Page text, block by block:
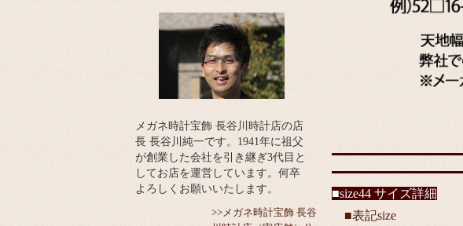
■size44 サイズ詳細
■表記size
メガネ時計宝飾 長谷川時計店の店
長 長谷川純一です。1941年に祖父
が創業した会社を引き継ぎ3代目と
してお店を運営しています。何卒
よろしくお願いいたします。
>>メガネ時計宝飾 長谷